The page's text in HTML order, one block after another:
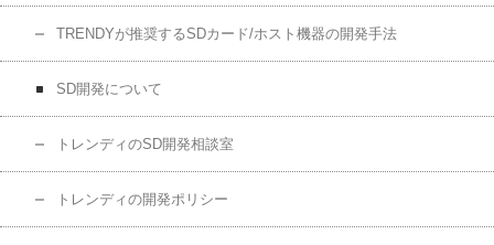
TRENDYが推奨するSDカード/ホスト機器の開発手法
SD開発について
トレンディのSD開発相談室
トレンディの開発ポリシー